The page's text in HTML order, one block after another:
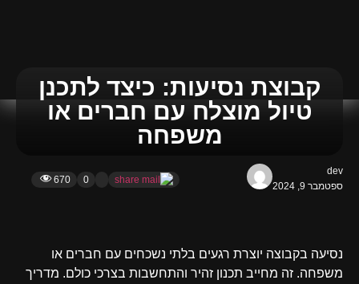
קבוצת נסיעות: כיצד לתכנן
טיול מוצלח עם חברים או
משפחה
dev
ספטמבר 9, 2024
0
670
נסיעה בקבוצה יוצרת רגעים בלתי נשכחים עם חברים או
משפחה. זה מחייב תכנון זהיר והתחשבות בצרכי כולם. מדריך